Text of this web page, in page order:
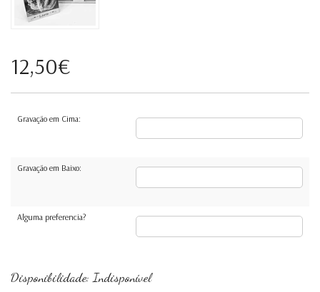
12,50€
Gravação em Cima:
Gravação em Baixo:
Alguma preferencia?
Disponibilidade: Indisponível